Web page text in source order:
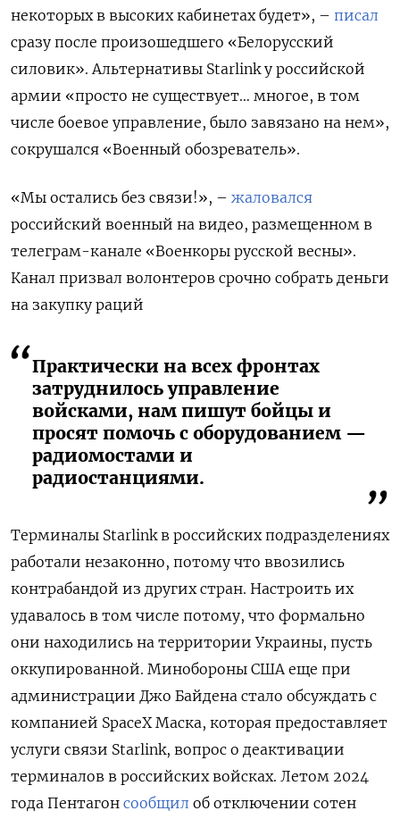
некоторых в высоких кабинетах будет», – писал
сразу после произошедшего «Белорусский
силовик». Альтернативы Starlink у российской
армии «просто не существует… многое, в том
числе боевое управление, было завязано на нем»,
сокрушался «Военный обозреватель».
«Мы остались без связи!», – жаловался
российский военный на видео, размещенном в
телеграм-канале «Военкоры русской весны».
Канал призвал волонтеров срочно собрать деньги
на закупку раций
Практически на всех фронтах
затруднилось управление
войсками, нам пишут бойцы и
просят помочь с оборудованием —
радиомостами и
радиостанциями.
Терминалы Starlink в российских подразделениях
работали незаконно, потому что ввозились
контрабандой из других стран. Настроить их
удавалось в том числе потому, что формально
они находились на территории Украины, пусть
оккупированной. Минобороны США еще при
администрации Джо Байдена стало обсуждать с
компанией SpaceX Маска, которая предоставляет
услуги связи Starlink, вопрос о деактивации
терминалов в российских войсках. Летом 2024
года Пентагон сообщил об отключении сотен